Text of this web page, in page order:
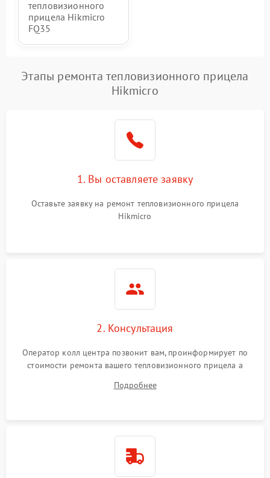
тепловизионного
прицела Hikmicro
FQ35
Этапы ремонта тепловизионного прицела
Hikmicro
1. Вы оставляете заявку
Оставьте заявку на ремонт тепловизионного прицела
Hikmicro
2. Консультация
Оператор колл центра позвонит вам, проинформирует по
стоимости ремонта вашего тепловизионного прицела а
Подробнее